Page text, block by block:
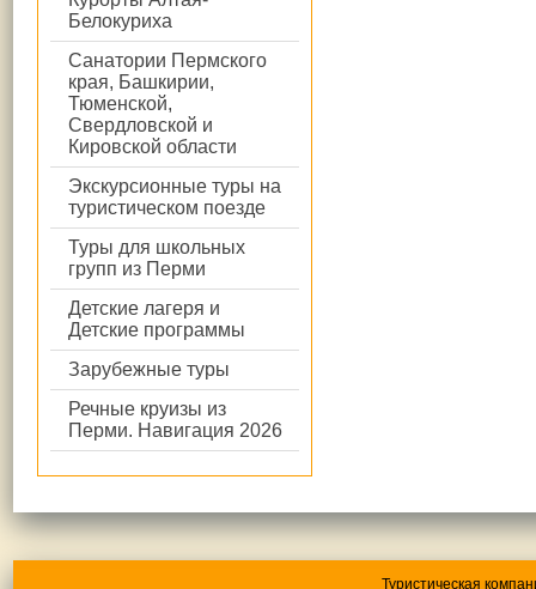
Белокуриха
Санатории Пермского
края, Башкирии,
Тюменской,
Свердловской и
Кировской области
Экскурсионные туры на
туристическом поезде
Туры для школьных
групп из Перми
Детские лагеря и
Детские программы
Зарубежные туры
Речные круизы из
Перми. Навигация 2026
Туристическая